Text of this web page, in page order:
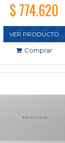
$ 774.620
VER PRODUCTO
Comprar